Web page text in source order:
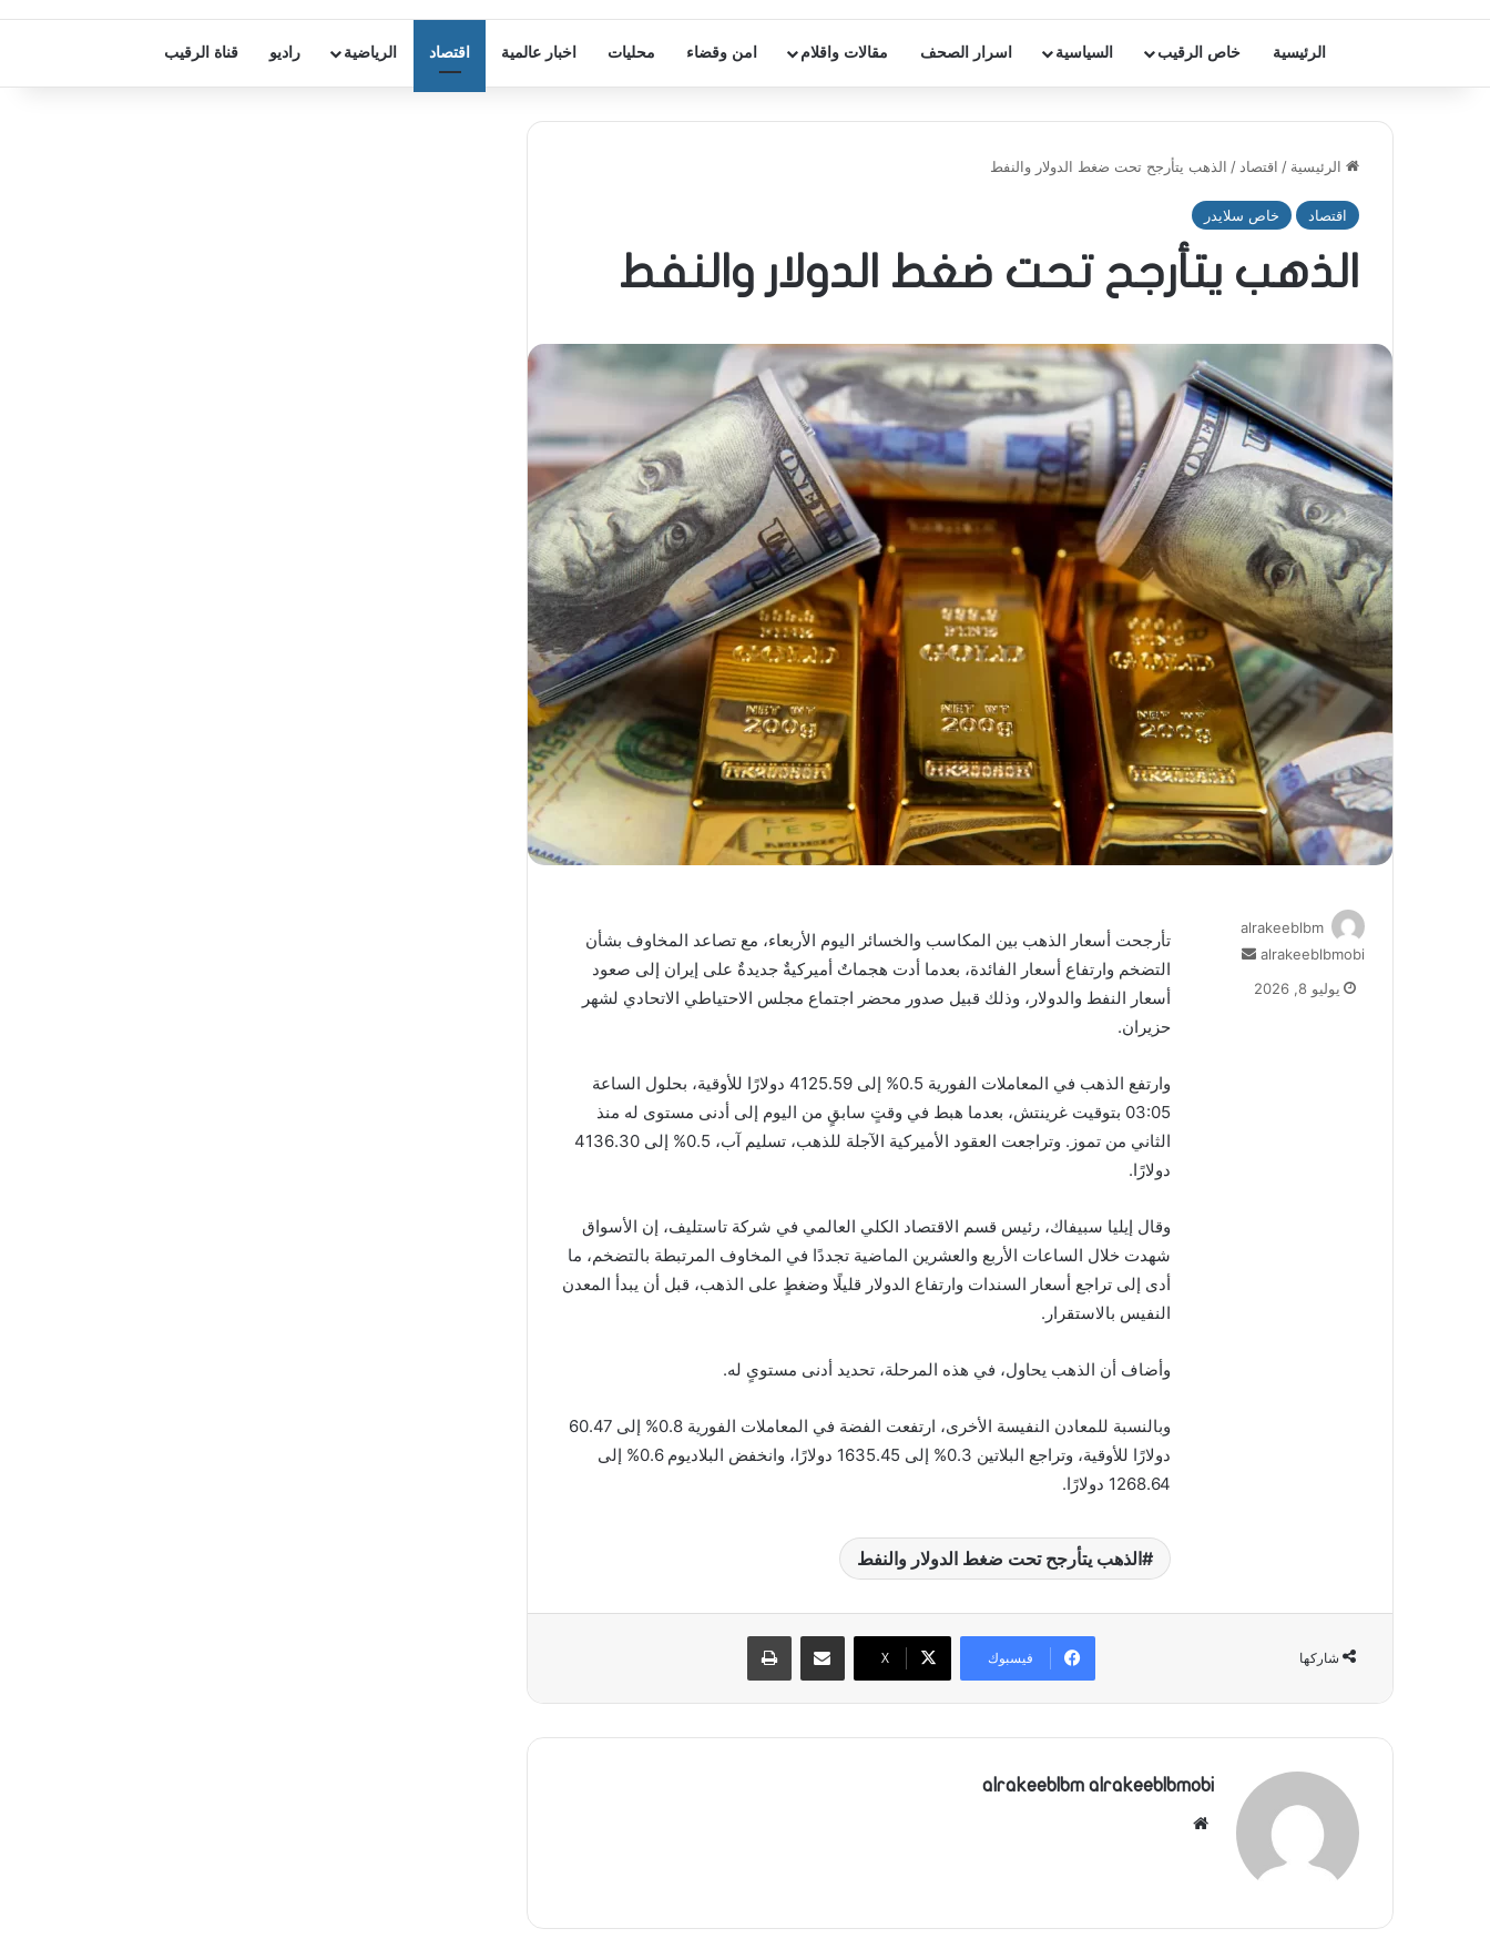
الرئيسية خاص الرقيب السياسية اسرار الصحف مقالات واقلام امن وقضاء محليات اخبار عالمية اقتصاد الرياضية راديو قناة الرقيب
الرئيسية / اقتصاد / الذهب يتأرجح تحت ضغط الدولار والنفط
اقتصاد خاص سلايدر
الذهب يتأرجح تحت ضغط الدولار والنفط
تأرجحت أسعار الذهب بين المكاسب والخسائر اليوم الأربعاء، مع تصاعد المخاوف بشأن
التضخم وارتفاع أسعار الفائدة، بعدما أدت هجماتٌ أميركيةٌ جديدةٌ على إيران إلى صعود
أسعار النفط والدولار، وذلك قبيل صدور محضر اجتماع مجلس الاحتياطي الاتحادي لشهر
حزيران.
وارتفع الذهب في المعاملات الفورية 0.5% إلى 4125.59 دولارًا للأوقية، بحلول الساعة
03:05 بتوقيت غرينتش، بعدما هبط في وقتٍ سابقٍ من اليوم إلى أدنى مستوى له منذ
الثاني من تموز. وتراجعت العقود الأميركية الآجلة للذهب، تسليم آب، 0.5% إلى 4136.30
دولارًا.
وقال إيليا سبيفاك، رئيس قسم الاقتصاد الكلي العالمي في شركة تاستليف، إن الأسواق
شهدت خلال الساعات الأربع والعشرين الماضية تجددًا في المخاوف المرتبطة بالتضخم، ما
أدى إلى تراجع أسعار السندات وارتفاع الدولار قليلًا وضغطٍ على الذهب، قبل أن يبدأ المعدن
النفيس بالاستقرار.
وأضاف أن الذهب يحاول، في هذه المرحلة، تحديد أدنى مستوىٍ له.
وبالنسبة للمعادن النفيسة الأخرى، ارتفعت الفضة في المعاملات الفورية 0.8% إلى 60.47
دولارًا للأوقية، وتراجع البلاتين 0.3% إلى 1635.45 دولارًا، وانخفض البلاديوم 0.6% إلى
1268.64 دولارًا.
الذهب يتأرجح تحت ضغط الدولار والنفط
alrakeeblbm
alrakeeblbmobi
أرسل
يوليو 8, 2026
شاركها فيسبوك X
مشاركة عبر البريد طباعة
alrakeeblbm alrakeeblbmobi